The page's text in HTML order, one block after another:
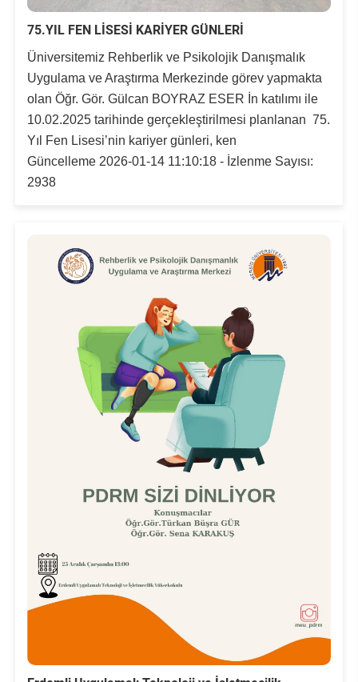
75.YIL FEN LİSESİ KARİYER GÜNLERİ
Üniversitemiz Rehberlik ve Psikolojik Danışmalık
Uygulama ve Araştırma Merkezinde görev yapmakta
olan Öğr. Gör. Gülcan BOYRAZ ESER İn katılımı ile
10.02.2025 tarihinde gerçekleştirilmesi planlanan 75.
Yıl Fen Lisesi’nin kariyer günleri, ken
Güncelleme 2026-01-14 11:10:18 - İzlenme Sayısı:
2938